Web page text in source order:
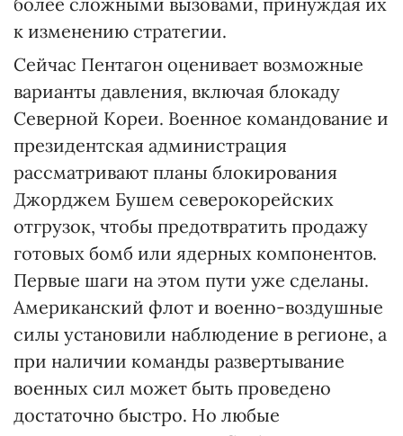
к изменению стратегии.
Сейчас Пентагон оценивает возможные
варианты давления, включая блокаду
Северной Кореи. Военное командование и
президентская администрация
рассматривают планы блокирования
Джорджем Бушем северокорейских
отгрузок, чтобы предотвратить продажу
готовых бомб или ядерных компонентов.
Первые шаги на этом пути уже сделаны.
Американский флот и военно-воздушные
силы установили наблюдение в регионе, а
при наличии команды развертывание
военных сил может быть проведено
достаточно быстро. Но любые